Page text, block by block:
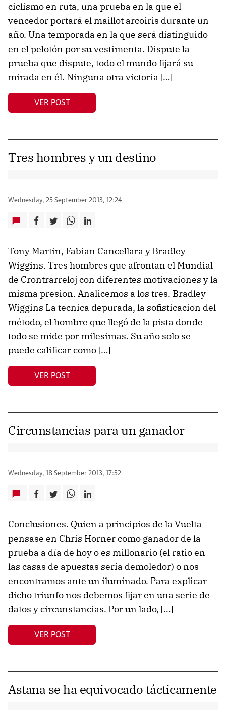
ciclismo en ruta, una prueba en la que el
vencedor portará el maillot arcoiris durante un
año. Una temporada en la que será distinguido
en el pelotón por su vestimenta. Dispute la
prueba que dispute, todo el mundo fijará su
mirada en él. Ninguna otra victoria […]
VER POST
Tres hombres y un destino
Wednesday, 25 September 2013, 12:24
Tony Martin, Fabian Cancellara y Bradley
Wiggins. Tres hombres que afrontan el Mundial
de Crontrarreloj con diferentes motivaciones y la
misma presion. Analicemos a los tres. Bradley
Wiggins La tecnica depurada, la sofisticacion del
método, el hombre que llegó de la pista donde
todo se mide por milesimas. Su año solo se
puede calificar como […]
VER POST
Circunstancias para un ganador
Wednesday, 18 September 2013, 17:52
Conclusiones. Quien a principios de la Vuelta
pensase en Chris Horner como ganador de la
prueba a día de hoy o es millonario (el ratio en
las casas de apuestas sería demoledor) o nos
encontramos ante un iluminado. Para explicar
dicho triunfo nos debemos fijar en una serie de
datos y circunstancias. Por un lado, […]
VER POST
Astana se ha equivocado tácticamente